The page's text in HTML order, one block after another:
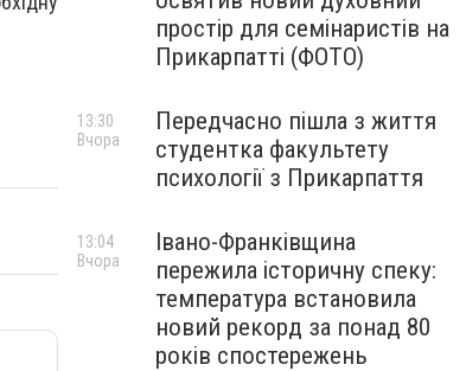
простір для семінаристів на
Прикарпатті (ФОТО)
Передчасно пішла з життя
студентка факультету
психології з Прикарпаття
13:30
Вчора
Івано-Франківщина
пережила історичну спеку:
температура встановила
новий рекорд за понад 80
років спостережень
13:04
Вчора